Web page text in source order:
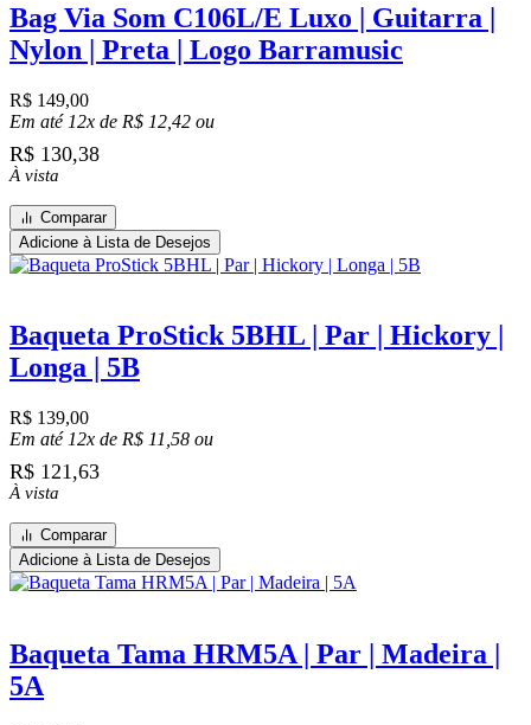
Bag Via Som C106L/E Luxo | Guitarra |
Nylon | Preta | Logo Barramusic
R$ 149,00
Em até 12x de R$ 12,42 ou
R$ 130,38
À vista
Comparar
Adicione à Lista de Desejos
Baqueta ProStick 5BHL | Par | Hickory |
Longa | 5B
R$ 139,00
Em até 12x de R$ 11,58 ou
R$ 121,63
À vista
Comparar
Adicione à Lista de Desejos
Baqueta Tama HRM5A | Par | Madeira |
5A